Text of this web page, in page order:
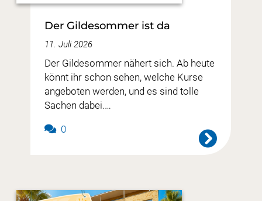
Der Gildesommer ist da
11. Juli 2026
Der Gildesommer nähert sich. Ab heute
könnt ihr schon sehen, welche Kurse
angeboten werden, und es sind tolle
Sachen dabei.…
0